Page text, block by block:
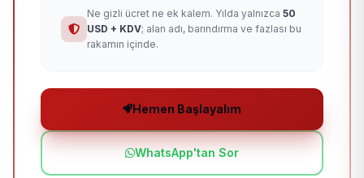
Ne gizli ücret ne ek kalem. Yılda yalnızca 50
USD + KDV; alan adı, barındırma ve fazlası bu
rakamın içinde.
Hemen Başlayalım
WhatsApp'tan Sor